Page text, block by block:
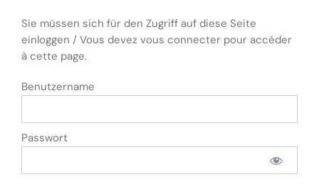
Sie müssen sich für den Zugriff auf diese Seite
einloggen / Vous devez vous connecter pour accéder
à cette page.
Benutzername
Passwort